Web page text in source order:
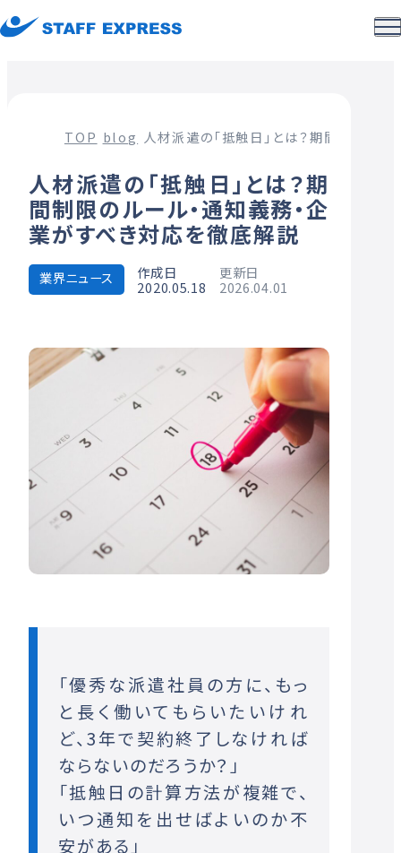
TOP blog 人材派遣の「抵触日」とは？期間制限の
人材派遣の「抵触日」とは？期
間制限のルール・通知義務・企
業がすべき対応を徹底解説
業界ニュース
作成日
2020.05.18
更新日
2026.04.01
「優秀な派遣社員の方に、もっ
と長く働いてもらいたいけれ
ど、3年で契約終了しなければ
ならないのだろうか？」
「抵触日の計算方法が複雑で、
いつ通知を出せばよいのか不
安がある」